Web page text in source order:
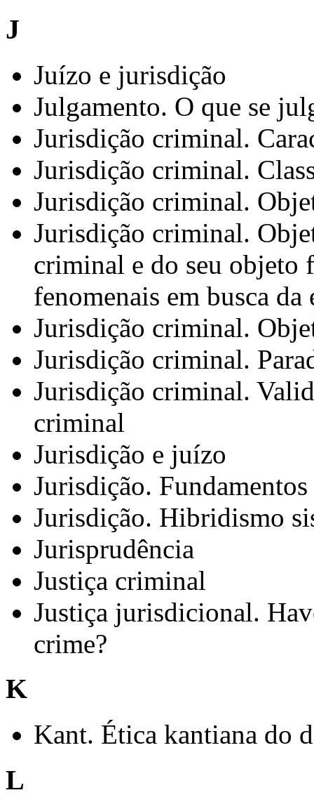
J
Juízo e jurisdição
Julgamento. O que se
Jurisdição criminal.
Jurisdição criminal.
Jurisdição criminal.
Jurisdição criminal.
criminal e do seu objeto
fenomenais em busca
Jurisdição criminal.
Jurisdição criminal.
Jurisdição criminal.
criminal
Jurisdição e juízo
Jurisdição.
Jurisdição. Hibridismo
Jurisprudência
Justiça criminal
Justiça jurisdicional.
crime?
K
Kant. Ética kantiana do
L